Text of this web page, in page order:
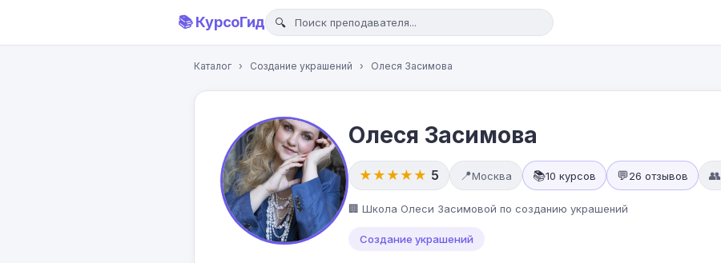
📚 КурсоГид
Каталог › Создание украшений › Олеся Засимова
Олеся Засимова
★★★★★ 5 📍Москва 📚10 курсов 💬26 отзывов 👥
🏢 Школа Олеси Засимовой по созданию украшений
Создание украшений